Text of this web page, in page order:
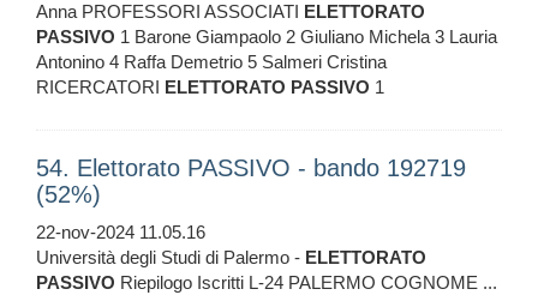
Anna PROFESSORI ASSOCIATI ELETTORATO
PASSIVO 1 Barone Giampaolo 2 Giuliano Michela 3 Lauria
Antonino 4 Raffa Demetrio 5 Salmeri Cristina
RICERCATORI ELETTORATO PASSIVO 1
54. Elettorato PASSIVO - bando 192719
(52%)
22-nov-2024 11.05.16
Università degli Studi di Palermo - ELETTORATO
PASSIVO Riepilogo Iscritti L-24 PALERMO COGNOME ...